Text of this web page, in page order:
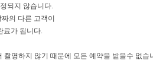
되지 않습니다.
의 다른 고객이
료가 됩니다.
영하지 않기 때문에 모든 예약을 받을수 없습